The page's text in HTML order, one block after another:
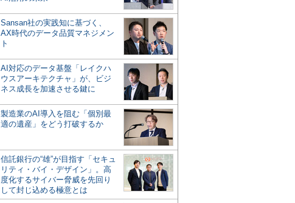
Sansan社の実践知に基づく、
AX時代のデータ品質マネジメン
ト
AI対応のデータ基盤「レイクハ
ウスアーキテクチャ」が、ビジ
ネス成長を加速させる鍵に
製造業のAI導入を阻む「個別最
適の遺産」をどう打破するか
信託銀行の“雄”が目指す「セキュ
リティ・バイ・デザイン」。高
度化するサイバー脅威を先回り
して封じ込める極意とは